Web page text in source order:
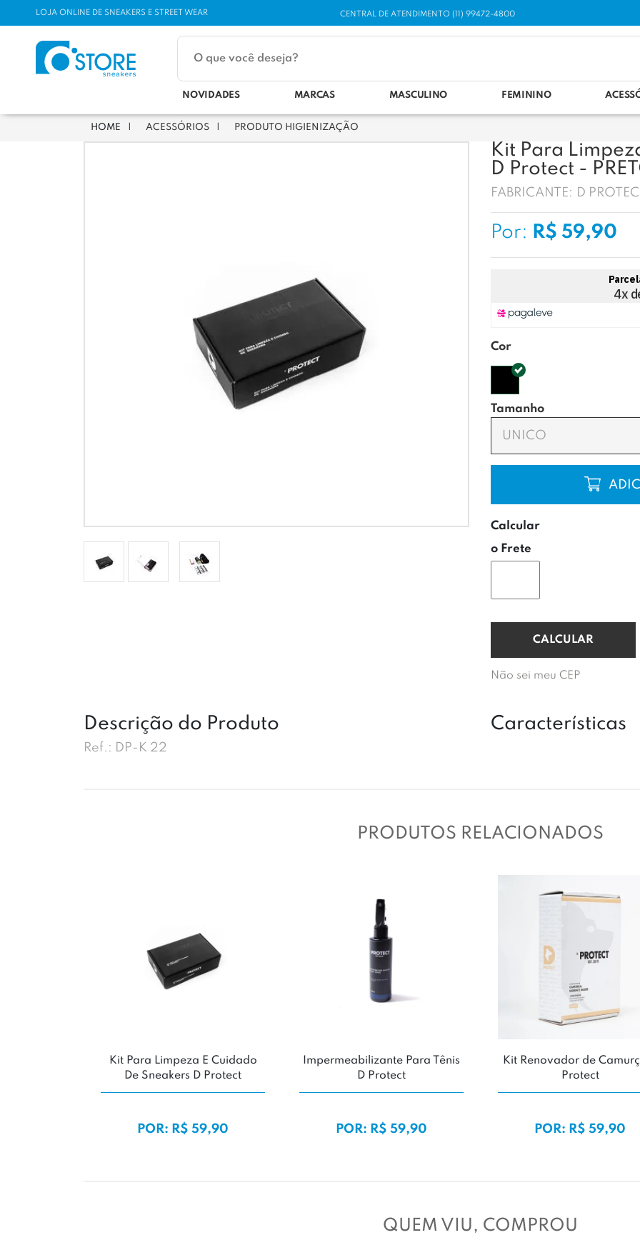
LOJA ONLINE DE SNEAKERS E STREET WEAR CENTRAL DE ATENDIMENTO (11) 99472-4800
NOVIDADES MARCAS MASCULINO FEMININO
ACESSÓRIOS PRODUTO HIGIENIZAÇÃO
Kit Para
D Protect -
FABRICANTE: D
Por: R$ 59,90
Cor
Tamanho
UNICO
Calcular
o Frete
Não sei meu CEP
Características
Descrição do Produto
Ref.: DP-K 22
PRODUTOS RELACIONADOS
Kit Para Limpeza E Cuidado
De Sneakers D Protect
POR: R$ 59,90
Impermeabilizante Para Tênis
D Protect
POR: R$ 59,90
Kit Renovador de
Protect
POR: R$ 59,90
QUEM VIU, COMPROU